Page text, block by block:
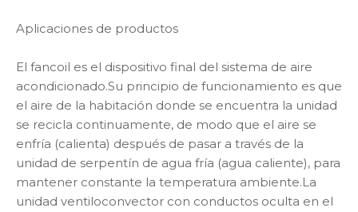
Aplicaciones de productos
El fancoil es el dispositivo final del sistema de aire
acondicionado.Su principio de funcionamiento es que
el aire de la habitación donde se encuentra la unidad
se recicla continuamente, de modo que el aire se
enfría (calienta) después de pasar a través de la
unidad de serpentín de agua fría (agua caliente), para
mantener constante la temperatura ambiente.La
unidad ventiloconvector con conductos oculta en el